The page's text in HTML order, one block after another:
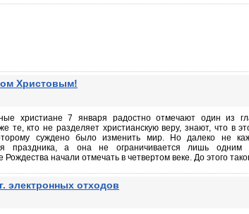
Христовым!
христиане 7 января радостно отмечают один из
те, кто не разделяет христианскую веру, знают, что в
суждено было изменить мир. Но далеко не
праздника, а она не ограничивается лишь одним
Рождества начали отмечать в четвертом веке. До этого
электронных отходов